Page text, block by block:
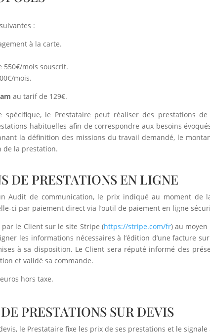
:
à la carte.
550€/mois souscrit.
mois.
au tarif de 129€.
le Prestataire peut réaliser des prestations
habituelles afin de correspondre aux besoins
la définition des missions du travail demandé, le
de la prestation.
DE PRESTATIONS EN LIGNE
Audit de communication, le prix indiqué au moment de
ci par paiement direct via l’outil de paiement en ligne
par le Client sur le site Stripe (https://stripe.com/fr) au
les informations nécessaires à l’édition d’une facture
à sa disposition. Le Client sera réputé informé des
et validé sa commande.
hors taxe.
PRESTATIONS SUR DEVIS
le Prestataire fixe les prix de ses prestations et le